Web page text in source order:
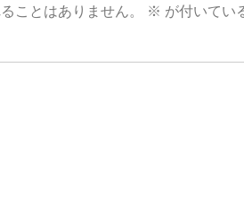
ことはありません。 ※ が付いてい